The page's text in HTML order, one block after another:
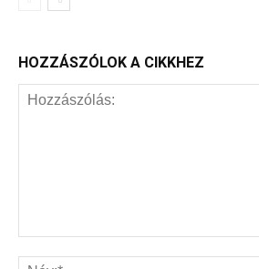
HOZZÁSZÓLOK A CIKKHEZ